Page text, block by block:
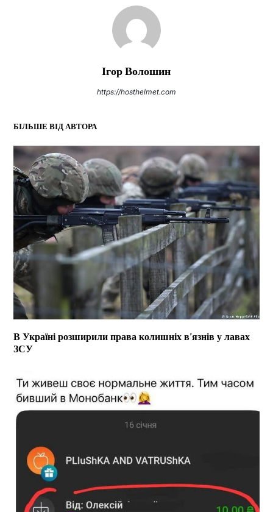
Ігор Волошин
https://hosthelmet.com
БІЛЬШЕ ВІД АВТОРА
В Україні розширили права колишніх в’язнів у лавах
ЗСУ